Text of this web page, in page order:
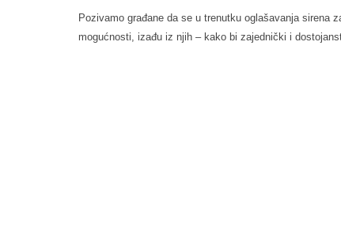
Pozivamo građane da se u trenutku oglašavanja
mogućnosti, izađu iz njih – kako bi zajednički i